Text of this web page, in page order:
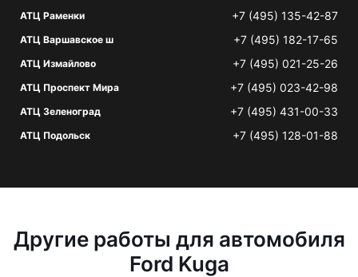
АТЦ Раменки +7 (495) 135-42-87
АТЦ Варшавское ш +7 (495) 182-17-65
АТЦ Измайлово +7 (495) 021-25-26
АТЦ Проспект Мира +7 (495) 023-42-98
АТЦ Зеленоград +7 (495) 431-00-33
АТЦ Подольск +7 (495) 128-01-88
Другие работы для автомобиля
Ford Kuga